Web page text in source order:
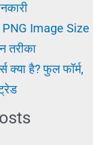
Image Size
तरीका
है? फुल फॉर्म,